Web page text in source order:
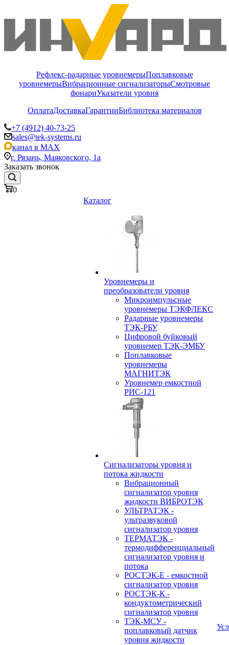
Рефлекс-радарные уровнемерыПоплавковые
уровнемерыВибрационные сигнализаторыСмотровые
фонариУказатели уровня
ОплатаДоставкаГарантииБиблиотека материалов
+7 (4912) 40-73-25
sales@tek-systems.ru
канал в MAX
г. Рязань, Маяковского, 1а
Заказать звонок
0
Каталог
Уровнемеры и
преобразователи уровня
Микроимпульсные
уровнемеры ТЭКФЛЕКС
Радарные уровнемеры
ТЭК-РБУ
Цифровой буйковый
уровнемер ТЭК-ЭМБУ
Поплавковые
уровнемеры
МАГНИТЭК
Уровнемер емкостной
РИС-121
Сигнализаторы уровня и
потока жидкости
Вибрационный
сигнализатор уровня
жидкости ВИБРОТЭК
УЛЬТРАТЭК -
ультразвуковой
сигнализатор уровня
ТЕРМАТЭК -
термодифференциальный
сигнализатор уровня и
потока
РОСТЭК-Е - емкостной
сигнализатор уровня
РОСТЭК-К -
кондуктометрический
сигнализатор уровня
ТЭК-МСУ -
поплавковый датчик
уровня жидкости